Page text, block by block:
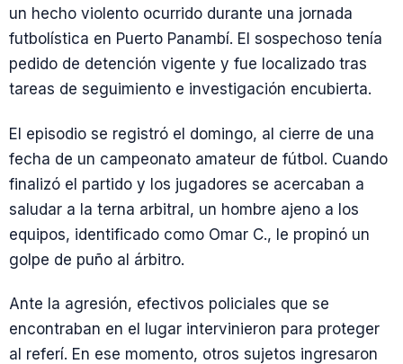
un hecho violento ocurrido durante una jornada
futbolística en Puerto Panambí. El sospechoso tenía
pedido de detención vigente y fue localizado tras
tareas de seguimiento e investigación encubierta.
El episodio se registró el domingo, al cierre de una
fecha de un campeonato amateur de fútbol. Cuando
finalizó el partido y los jugadores se acercaban a
saludar a la terna arbitral, un hombre ajeno a los
equipos, identificado como Omar C., le propinó un
golpe de puño al árbitro.
Ante la agresión, efectivos policiales que se
encontraban en el lugar intervinieron para proteger
al referí. En ese momento, otros sujetos ingresaron